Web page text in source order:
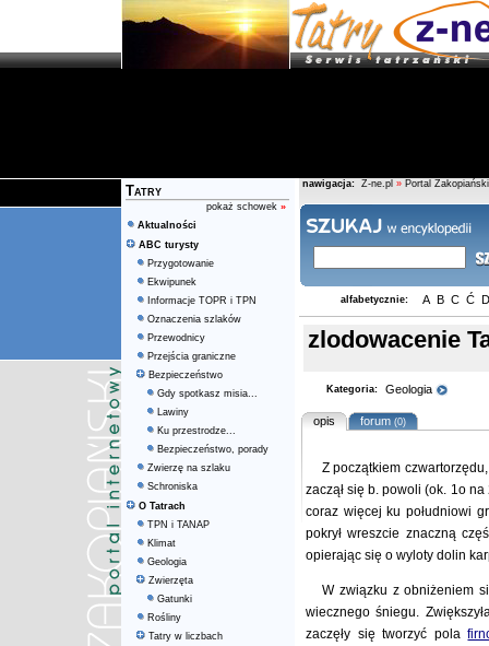
Tatry
pokaż schowek »
Aktualności
ABC turysty
Przygotowanie
Ekwipunek
Informacje TOPR i TPN
Oznaczenia szlaków
Przewodnicy
Przejścia graniczne
Bezpieczeństwo
Gdy spotkasz misia...
Lawiny
Ku przestrodze...
Bezpieczeństwo, porady
Zwierzę na szlaku
Schroniska
O Tatrach
TPN i TANAP
Klimat
Geologia
Zwierzęta
Gatunki
Rośliny
Tatry w liczbach
nawigacja: Z-ne.pl » Portal Zakopiański
alfabetycznie: A B C Ć D
zlodowacenie
Kategoria: Geologia
opis forum(0)
Z początkiem
zaczął się b. powoli (ok. 1o
coraz więcej ku południowi
pokrył wreszcie znaczną
opierając się o wyloty dolin
W związku z obniżeniem
wiecznego śniegu.
zaczęły się tworzyć pola